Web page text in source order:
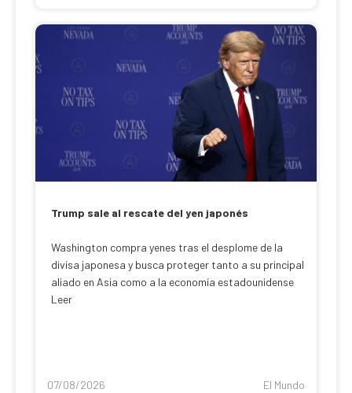
Trump sale al rescate del yen japonés
Washington compra yenes tras el desplome de la
divisa japonesa y busca proteger tanto a su principal
aliado en Asia como a la economía estadounidense
Leer
07/08/2026 El Mundo